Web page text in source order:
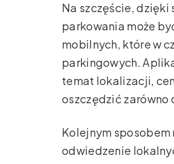
Na szczęście, dzięki
parkowania może
mobilnych, które w
parkingowych.
temat lokalizacji,
oszczędzić zarówno
Kolejnym sposobem
odwiedzenie